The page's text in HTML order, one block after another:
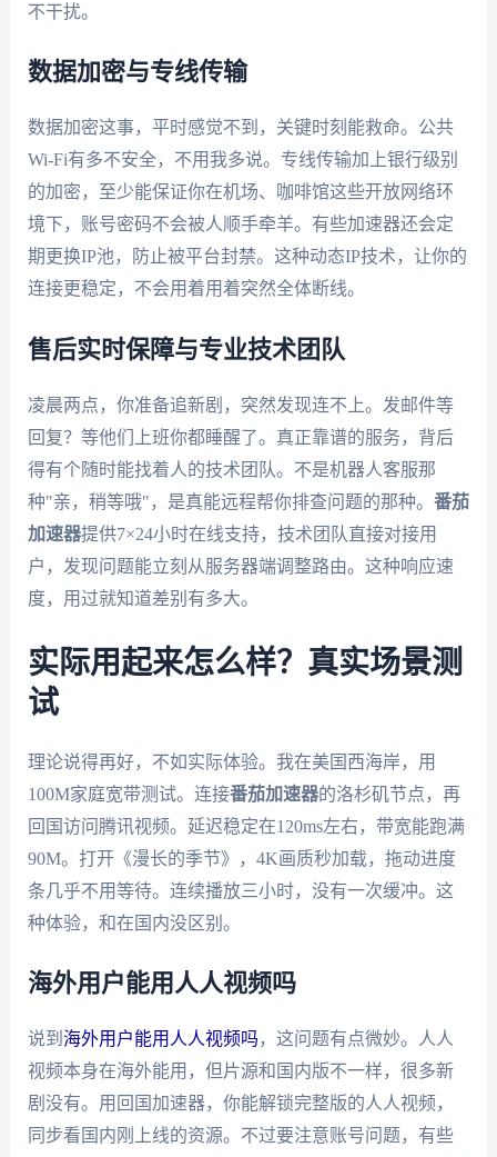
不干扰。
数据加密与专线传输
数据加密这事，平时感觉不到，关键时刻能救命。公共
Wi-Fi有多不安全，不用我多说。专线传输加上银行级别
的加密，至少能保证你在机场、咖啡馆这些开放网络环
境下，账号密码不会被人顺手牵羊。有些加速器还会定
期更换IP池，防止被平台封禁。这种动态IP技术，让你的
连接更稳定，不会用着用着突然全体断线。
售后实时保障与专业技术团队
凌晨两点，你准备追新剧，突然发现连不上。发邮件等
回复？等他们上班你都睡醒了。真正靠谱的服务，背后
得有个随时能找着人的技术团队。不是机器人客服那
种"亲，稍等哦"，是真能远程帮你排查问题的那种。 番茄
加速器提供7×24小时在线支持，技术团队直接对接用
户，发现问题能立刻从服务器端调整路由。这种响应速
度，用过就知道差别有多大。
实际用起来怎么样？真实场景测
试
理论说得再好，不如实际体验。我在美国西海岸，用
100M家庭宽带测试。连接番茄加速器的洛杉矶节点，再
回国访问腾讯视频。延迟稳定在120ms左右，带宽能跑满
90M。打开《漫长的季节》，4K画质秒加载，拖动进度
条几乎不用等待。连续播放三小时，没有一次缓冲。这
种体验，和在国内没区别。
海外用户能用人人视频吗
说到 海外用户能用人人视频吗 ，这问题有点微妙。人人
视频本身在海外能用，但片源和国内版不一样，很多新
剧没有。用回国加速器，你能解锁完整版的人人视频，
同步看国内刚上线的资源。不过要注意账号问题，有些